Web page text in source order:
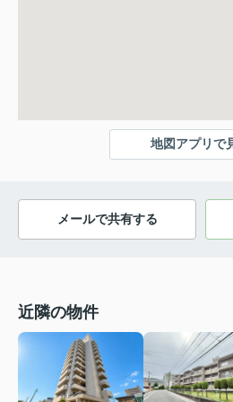
地図アプリで
メールで共有する
近隣の物件